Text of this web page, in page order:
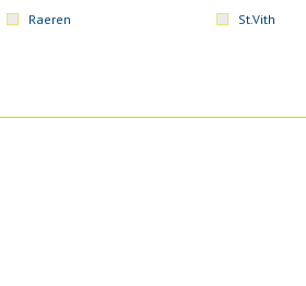
Raeren St.Vith